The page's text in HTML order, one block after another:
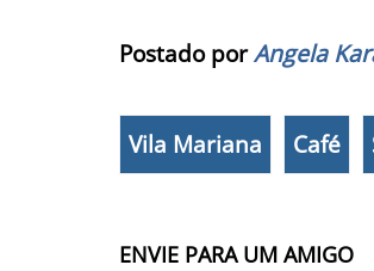
Postado porAngela
Vila Mariana Café
ENVIE PARA UM AMIGO